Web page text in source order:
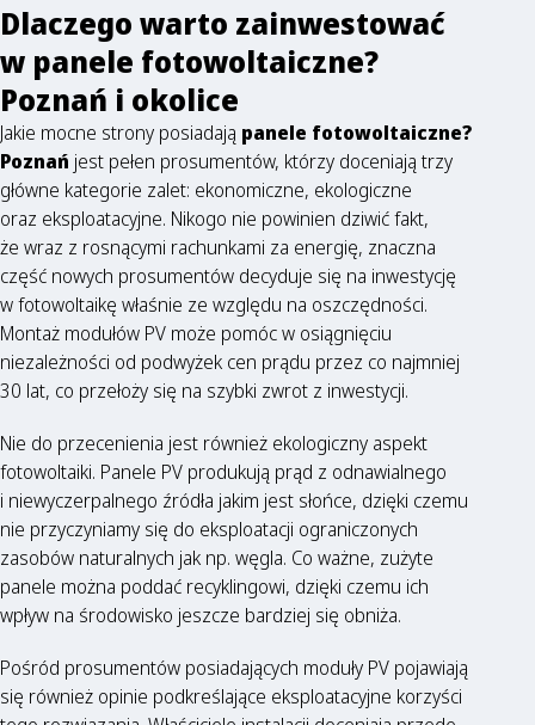
Dlaczego warto zainwestować
w panele fotowoltaiczne?
Poznań i okolice
Jakie mocne strony posiadają panele fotowoltaiczne?
Poznań jest pełen prosumentów, którzy doceniają trzy
główne kategorie zalet: ekonomiczne, ekologiczne
oraz eksploatacyjne. Nikogo nie powinien dziwić fakt,
że wraz z rosnącymi rachunkami za energię, znaczna
część nowych prosumentów decyduje się na inwestycję
w fotowoltaikę właśnie ze względu na oszczędności.
Montaż modułów PV może pomóc w osiągnięciu
niezależności od podwyżek cen prądu przez co najmniej
30 lat, co przełoży się na szybki zwrot z inwestycji.
Nie do przecenienia jest również ekologiczny aspekt
fotowoltaiki. Panele PV produkują prąd z odnawialnego
i niewyczerpalnego źródła jakim jest słońce, dzięki czemu
nie przyczyniamy się do eksploatacji ograniczonych
zasobów naturalnych jak np. węgla. Co ważne, zużyte
panele można poddać recyklingowi, dzięki czemu ich
wpływ na środowisko jeszcze bardziej się obniża.
Pośród prosumentów posiadających moduły PV pojawiają
się również opinie podkreślające eksploatacyjne korzyści